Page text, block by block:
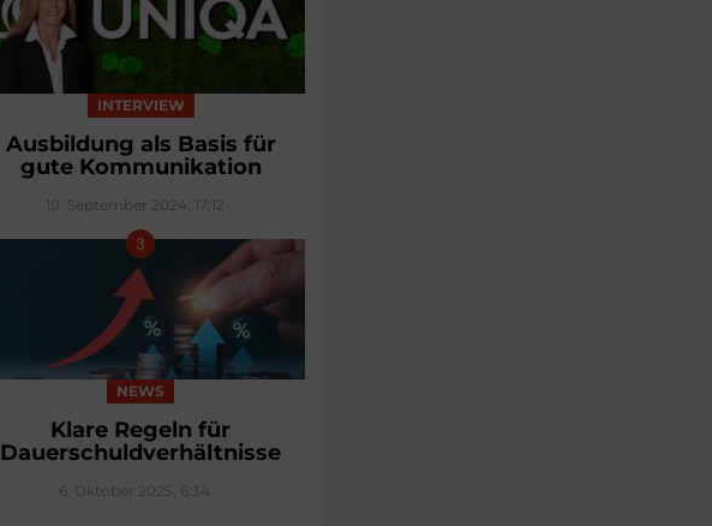
INTERVIEW
Ausbildung als Basis für
gute Kommunikation
10. September 2024, 17:12
NEWS
Klare Regeln für
Dauerschuldverhältnisse
6. Oktober 2025, 6:34